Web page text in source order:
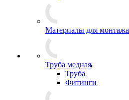
Материалы для монтажа
Труба медная
Труба
Фитинги